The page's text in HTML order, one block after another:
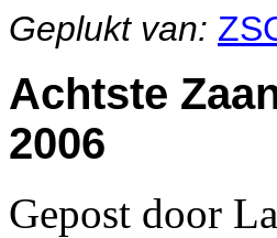
Geplukt van:
Achtste
2006
Gepost door